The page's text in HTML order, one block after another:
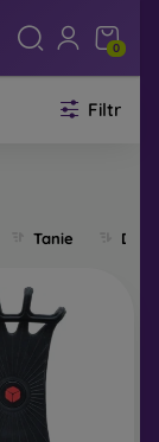
0
Filtr
Tanie